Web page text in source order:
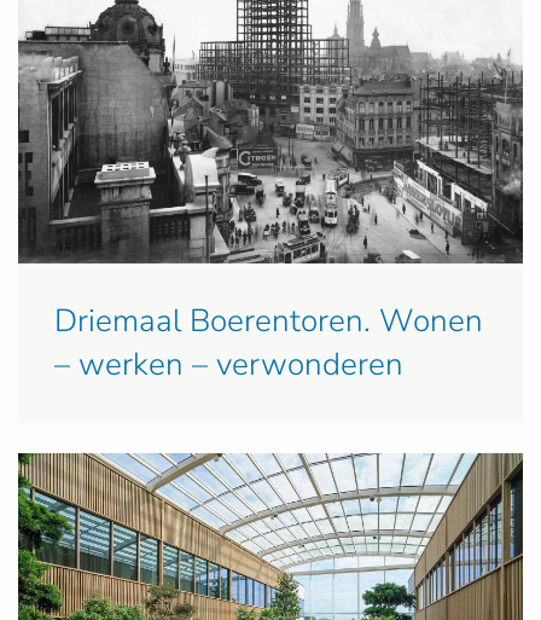
Driemaal Boerentoren. Wonen
– werken – verwonderen